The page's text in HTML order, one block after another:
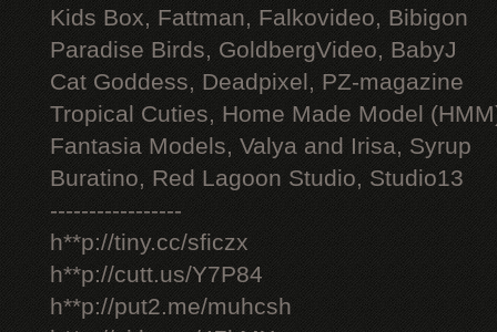
Kids Box, Fattman, Falkovideo, Bibigon
Paradise Birds, GoldbergVideo, BabyJ
Cat Goddess, Deadpixel, PZ-magazine
Tropical Cuties, Home Made Model
Fantasia Models, Valya and Irisa, Syrup
Buratino, Red Lagoon Studio, Studio13
-----------------
h**p://tiny.cc/sficzx
h**p://cutt.us/Y7P84
h**p://put2.me/muhcsh